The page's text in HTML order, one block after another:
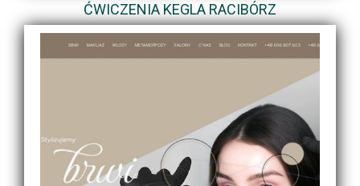
ĆWICZENIA KEGLA RACIBÓRZ